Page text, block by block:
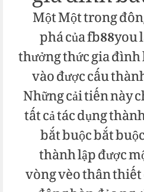
Một Một trong
phá của
thưởng thức gia
vào được cấu
Những cải tiến này
tất cả tác dụng
bắt buộc bắt
thành lập được
vòng vèo thân